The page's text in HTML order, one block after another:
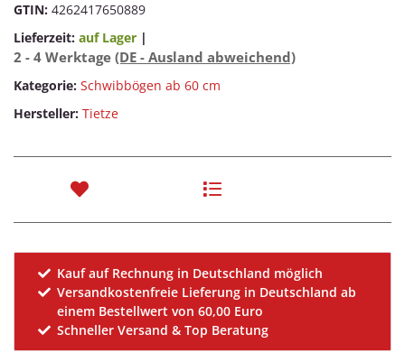
GTIN: 4262417650889
Lieferzeit: auf Lager |
2 - 4 Werktage (DE - Ausland abweichend)
Kategorie: Schwibbögen ab 60 cm
Hersteller: Tietze
Kauf auf Rechnung in Deutschland möglich
Versandkostenfreie Lieferung in Deutschland ab
einem Bestellwert von 60,00 Euro
Schneller Versand & Top Beratung